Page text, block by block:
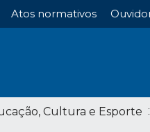
Atos normativos
Cultura e Esporte